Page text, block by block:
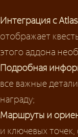
Интеграция с
отображает
этого аддона
Подробная
все важные
награду;
Маршруты и
и ключевых